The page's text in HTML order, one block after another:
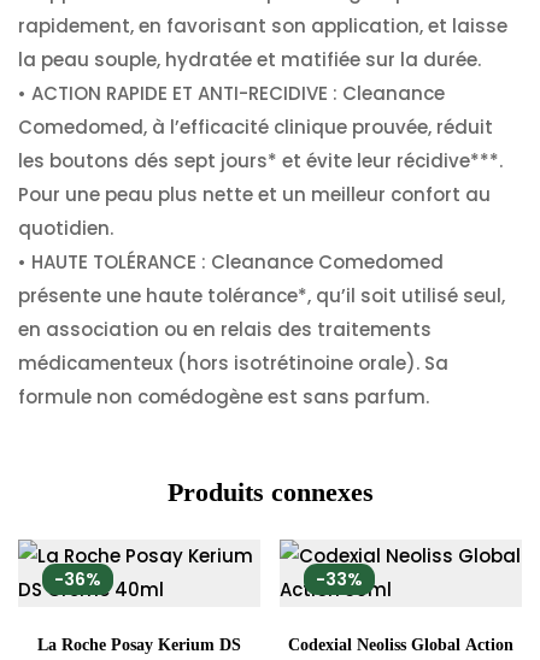
rapidement, en favorisant son application, et laisse
la peau souple, hydratée et matifiée sur la durée.
• ACTION RAPIDE ET ANTI-RECIDIVE : Cleanance
Comedomed, à l’efficacité clinique prouvée, réduit
les boutons dés sept jours* et évite leur récidive***.
Pour une peau plus nette et un meilleur confort au
quotidien.
• HAUTE TOLÉRANCE : Cleanance Comedomed
présente une haute tolérance*, qu’il soit utilisé seul,
en association ou en relais des traitements
médicamenteux (hors isotrétinoine orale). Sa
formule non comédogène est sans parfum.
Produits connexes
-36%
La Roche Posay Kerium DS
-33%
Codexial Neoliss Global Action